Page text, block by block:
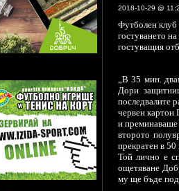
2018-10-29 @
Футболен
гостуването
гостуващия
„В 35 мин.
Дори
последвалите
червен картон
и преминаваше
второто
прекратен в 50
Той лично е
ощетяване
му ще бъде